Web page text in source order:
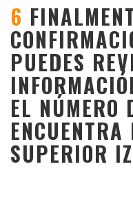
6
PUEDES
EL NÚMERO
ENCUENTRA
SUPERIOR